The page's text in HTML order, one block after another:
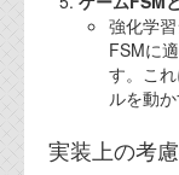
強化学
FSMに
す。こ
ルを動
実装上の考